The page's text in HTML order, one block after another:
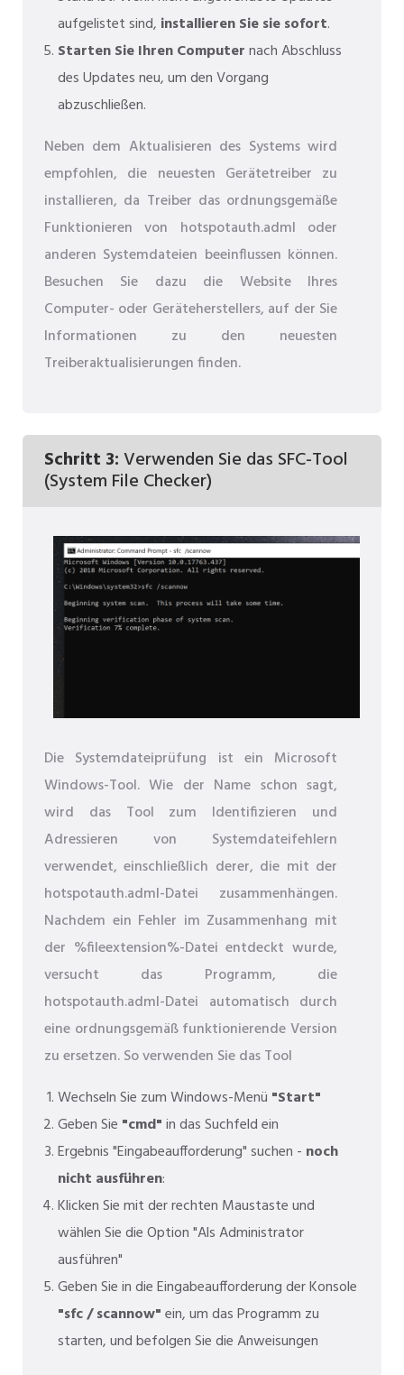
aufgelistet sind, installieren Sie sie sofort.
Starten Sie Ihren Computernach Abschluss
des Updates neu, um den Vorgang
abzuschließen.
Neben dem Aktualisieren des Systems wird
empfohlen, die neuesten Gerätetreiber zu
installieren, da Treiber das ordnungsgemäße
Funktionieren von hotspotauth.adml oder
anderen Systemdateien beeinflussen können.
Besuchen Sie dazu die Website Ihres
Computer- oder Geräteherstellers, auf der Sie
Informationen zu den neuesten
Treiberaktualisierungen finden.
Schritt 3:Verwenden Sie das SFC-Tool
(System File Checker)
Die Systemdateiprüfung ist ein Microsoft
Windows-Tool. Wie der Name schon sagt,
wird das Tool zum Identifizieren und
Adressieren von Systemdateifehlern
verwendet, einschließlich derer, die mit der
hotspotauth.adml-Datei zusammenhängen.
Nachdem ein Fehler im Zusammenhang mit
der %fileextension%-Datei entdeckt wurde,
versucht das Programm, die
hotspotauth.adml-Datei automatisch durch
eine ordnungsgemäß funktionierende Version
zu ersetzen. So verwenden Sie das Tool
Wechseln Sie zum Windows-Menü "Start"
Geben Sie "cmd"in das Suchfeld ein
Ergebnis "Eingabeaufforderung" suchen - noch
nicht ausführen:
Klicken Sie mit der rechten Maustaste und
wählen Sie die Option "Als Administrator
ausführen"
Geben Sie in die Eingabeaufforderung der Konsole
"sfc / scannow"ein, um das Programm zu
starten, und befolgen Sie die Anweisungen